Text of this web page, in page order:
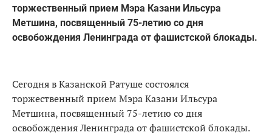
торжественный прием Мэра Казани Ильсура
Метшина, посвященный 75-летию со дня
освобождения Ленинграда от фашистской блокады.
Сегодня в Казанской Ратуше состоялся
торжественный прием Мэра Казани Ильсура
Метшина, посвященный 75-летию со дня
освобождения Ленинграда от фашистской блокады.